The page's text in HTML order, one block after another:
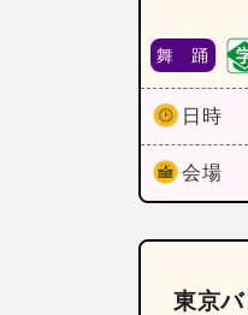
舞 踊
日時
会場
東京バ